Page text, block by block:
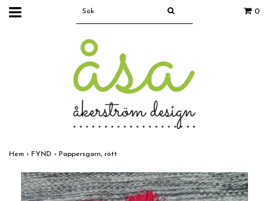
0
Hem › FYND › Pappersgarn, rött